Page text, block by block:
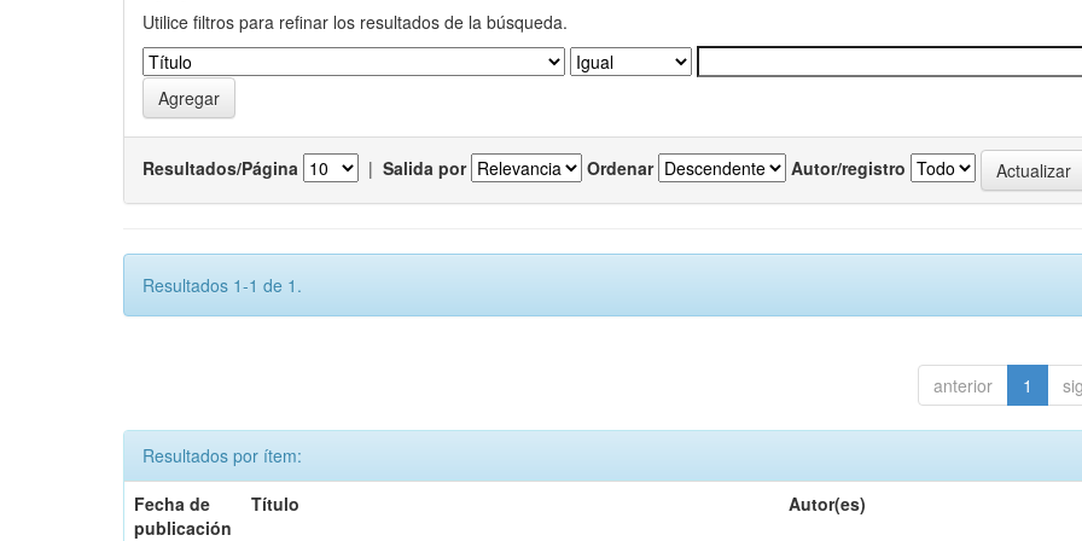
Utilice filtros para refinar los resultados de la búsqueda.
Resultados/Página | Salida por Ordenar Autor/registro
Resultados 1-1 de 1.
anterior 1
Resultados por ítem:
Fecha de
publicación
Título Autor(es)